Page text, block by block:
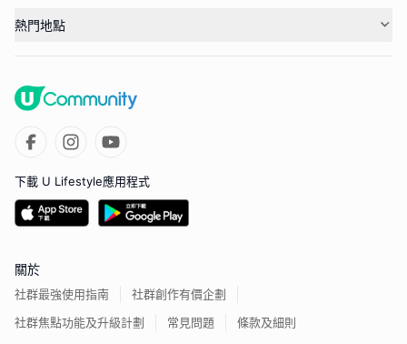
熱門地點
下載 U Lifestyle應用程式
關於
社群最強使用指南
社群創作有價企劃
社群焦點功能及升級計劃
常見問題 條款及細則